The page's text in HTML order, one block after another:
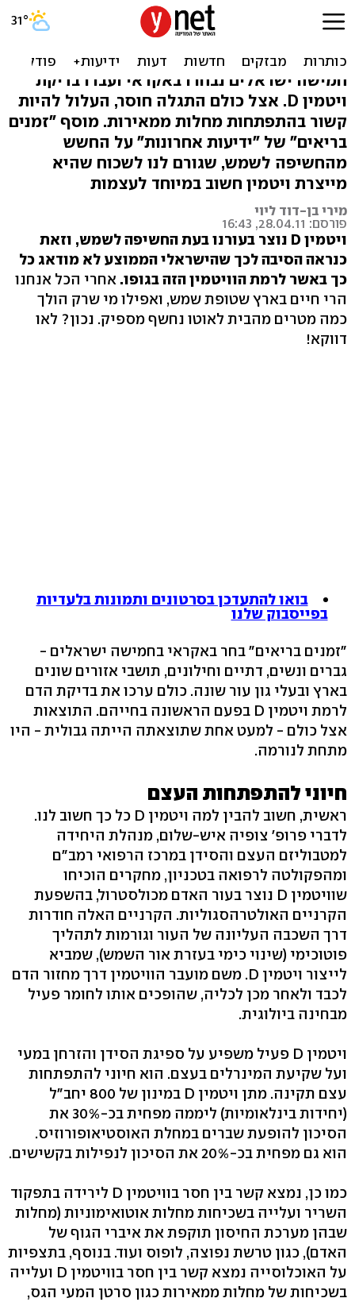
ויטמין D: איך בישראל החמה
סובלים מחוסר?
חמישה ישראלים נבחרו באקראי ועברו בדיקת
ויטמין D. אצל כולם התגלה חוסר, העלול להיות
קשור בהתפתחות מחלות ממאירות. מוסף "זמנים
בריאים" של "ידיעות אחרונות" על החשש
מהחשיפה לשמש, שגורם לנו לשכוח שהיא
מייצרת ויטמין חשוב במיוחד לעצמות
מירי בן-דוד ליוי
פורסם: 28.04.11, 16:43
ויטמין D נוצר בעורנו בעת החשיפה לשמש, וזאת
כנראה הסיבה לכך שהישראלי הממוצע לא מודאג כל
כך באשר לרמת הוויטמין הזה בגופו. אחרי הכל אנחנו
הרי חיים בארץ שטופת שמש, ואפילו מי שרק הולך
כמה מטרים מהבית לאוטו נחשף מספיק. נכון? לאו
דווקא!
בואו להתעדכן בסרטונים ותמונות בלעדיות
בפייסבוק שלנו
"זמנים בריאים" בחר באקראי בחמישה ישראלים -
גברים ונשים, דתיים וחילונים, תושבי אזורים שונים
בארץ ובעלי גון עור שונה. כולם ערכו את בדיקת הדם
לרמת ויטמין D בפעם הראשונה בחייהם. התוצאות
אצל כולם - למעט אחת שתוצאתה הייתה גבולית - היו
מתחת לנורמה.
חיוני להתפתחות העצם
ראשית, חשוב להבין למה ויטמין D כל כך חשוב לנו.
לדברי פרופ' צופיה איש-שלום, מנהלת היחידה
למטבוליזם העצם והסידן במרכז הרפואי רמב"ם
ומהפקולטה לרפואה בטכניון, מחקרים הוכיחו
שוויטמין D נוצר בעור האדם מכולסטרול, בהשפעת
הקרניים האולטרהסגוליות. הקרניים האלה חודרות
דרך השכבה העליונה של העור וגורמות לתהליך
פוטוכימי (שינוי כימי בעזרת אור השמש‭,(‬ שמביא
לייצור ויטמין ‭.D‬ משם מועבר הוויטמין דרך מחזור הדם
לכבד ולאחר מכן לכליה, שהופכים אותו לחומר פעיל
מבחינה ביולוגית.
ויטמין D פעיל משפיע על ספיגת הסידן והזרחן במעי
ועל שקיעת המינרלים בעצם. הוא חיוני להתפתחות
עצם תקינה. מתן ויטמין D במינון של 800 יחב"ל
(יחידות בינלאומיות) ליממה מפחית בכ‭30%-‬ את
הסיכון להופעת שברים במחלת האוסטיאופורוזיס.
הוא גם מפחית בכ‭20%-‬ את הסיכון לנפילות בקשישים.
כמו כן, נמצא קשר בין חסר בוויטמין D לירידה בתפקוד
השריר ועלייה בשכיחות מחלות אוטואימוניות (מחלות
שבהן מערכת החיסון תוקפת את איברי הגוף של
האדם‭,(‬ כגון טרשת נפוצה, לופוס ועוד. בנוסף, בתצפיות
על האוכלוסייה נמצא קשר בין חסר בוויטמין D ועלייה
בשכיחות של מחלות ממאירות כגון סרטן המעי הגס,